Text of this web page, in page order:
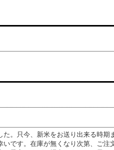
。只今、新米をお送り出来る時期
です。在庫が無くなり次第、ご注